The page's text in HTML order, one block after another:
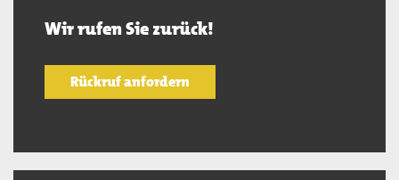
Wir rufen Sie zurück!
Rückruf anfordern